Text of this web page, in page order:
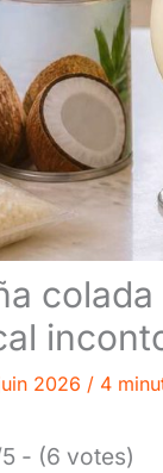
2026 / 4
- (6 votes)